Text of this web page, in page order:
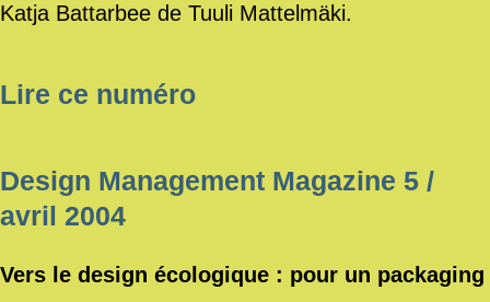
Katja Battarbee de Tuuli Mattelmäki.
Lire ce numéro
Design Management Magazine 5 /
avril 2004
Vers le design écologique : pour un packaging